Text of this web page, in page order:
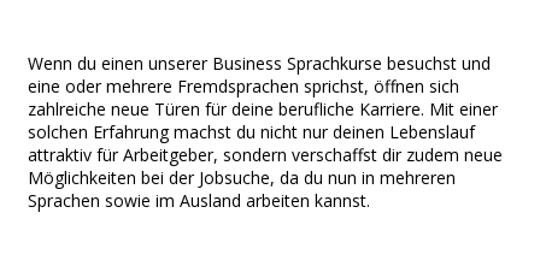
Wenn du einen unserer Business Sprachkurse besuchst und
eine oder mehrere Fremdsprachen sprichst, öffnen sich
zahlreiche neue Türen für deine berufliche Karriere. Mit einer
solchen Erfahrung machst du nicht nur deinen Lebenslauf
attraktiv für Arbeitgeber, sondern verschaffst dir zudem neue
Möglichkeiten bei der Jobsuche, da du nun in mehreren
Sprachen sowie im Ausland arbeiten kannst.